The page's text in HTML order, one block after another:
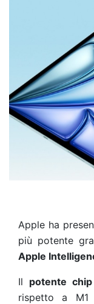
Apple ha
più potente
Apple
Il potente
rispetto a M1